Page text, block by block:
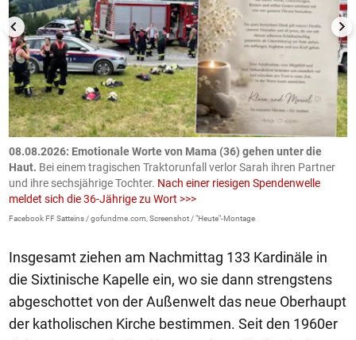
08.08.2026: Emotionale Worte von Mama (36) gehen unter die
Haut. Bei einem tragischen Traktorunfall verlor Sarah ihren Partner
und ihre sechsjährige Tochter. Nach einer riesigen Spendenwelle
meldet sich die 36-Jährige zu Wort >>>
Facebook FF Satteins / gofundme.com, Screenshot / "Heute"-Montage
Insgesamt ziehen am Nachmittag 133 Kardinäle in
die Sixtinische Kapelle ein, wo sie dann strengstens
abgeschottet von der Außenwelt das neue Oberhaupt
der katholischen Kirche bestimmen. Seit den 1960er